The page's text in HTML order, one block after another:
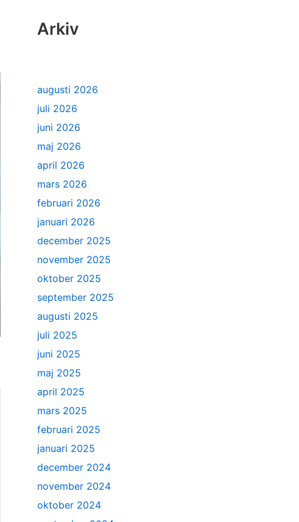
Arkiv
augusti 2026
juli 2026
juni 2026
maj 2026
april 2026
mars 2026
februari 2026
januari 2026
december 2025
november 2025
oktober 2025
september 2025
augusti 2025
juli 2025
juni 2025
maj 2025
april 2025
mars 2025
februari 2025
januari 2025
december 2024
november 2024
oktober 2024